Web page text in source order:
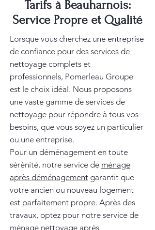
Tarifs à Beauharnois:
Service Propre et Qualité
Lorsque vous cherchez une entreprise
de confiance pour des services de
nettoyage complets et
professionnels, Pomerleau Groupe
est le choix idéal. Nous proposons
une vaste gamme de services de
nettoyage pour répondre à tous vos
besoins, que vous soyez un particulier
ou une entreprise.
Pour un déménagement en toute
sérénité, notre service de ménage
après déménagement garantit que
votre ancien ou nouveau logement
est parfaitement propre. Après des
travaux, optez pour notre service de
ménage nettoyage après